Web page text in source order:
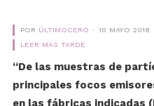
POR ÚLTIMOCERO
10 MAYO 2018
LEER MÁS TARDE
“De las muestras de
principales focos
en las fábricas indicadas